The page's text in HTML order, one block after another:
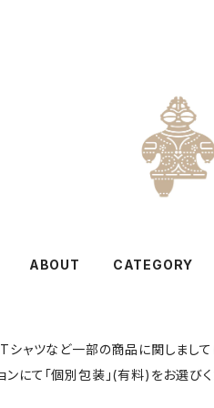
ABOUT CATEGORY
シャツなど一部の商品に関しまし
にて「個別包装」(有料)をお選びく